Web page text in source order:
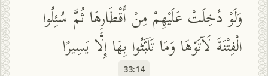
وَلَوْ دُخِلَتْ عَلَيْهِمْ مِنْ أَقْطَارِهَا ثُمَّ سُئِلُوا
الْفِتْنَةَ لَآتَوْهَا وَمَا تَلَبَّثُوا بِهَا إِلَّا يَسِيرًا
33:14